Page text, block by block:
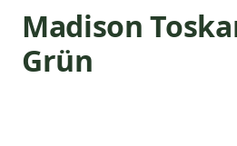
Madison
Grün